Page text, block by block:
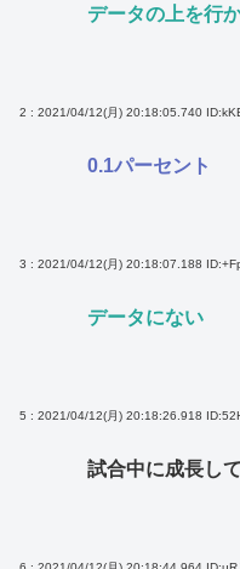
データの上を行
2 : 2021/04/12(月) 20:18:05.740
0.1パーセント
3 : 2021/04/12(月) 20:18:07.188
データにない
5 : 2021/04/12(月) 20:18:26.918
試合中に成長し